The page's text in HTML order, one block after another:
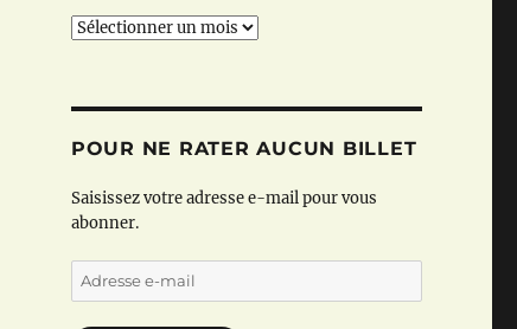
Archives
POUR NE RATER AUCUN BILLET
Saisissez votre adresse e-mail pour vous
abonner.
Adresse
e-